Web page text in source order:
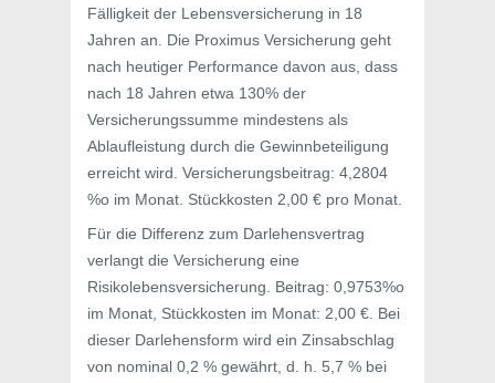
Fälligkeit der Lebensversicherung in 18
Jahren an. Die Proximus Versicherung geht
nach heutiger Performance davon aus, dass
nach 18 Jahren etwa 130% der
Versicherungssumme mindestens als
Ablaufleistung durch die Gewinnbeteiligung
erreicht wird. Versicherungsbeitrag: 4,2804
%o im Monat. Stückkosten 2,00 € pro Monat.
Für die Differenz zum Darlehensvertrag
verlangt die Versicherung eine
Risikolebensversicherung. Beitrag: 0,9753%o
im Monat, Stückkosten im Monat: 2,00 €. Bei
dieser Darlehensform wird ein Zinsabschlag
von nominal 0,2 % gewährt, d. h. 5,7 % bei